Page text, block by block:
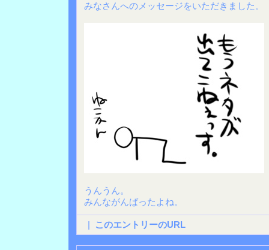
みなさんへのメッセージをいただきました。
うんうん。
みんながんばったよね。
| このエントリーのURL